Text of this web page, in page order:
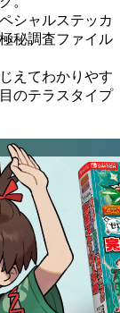
シャルステッカ
秘調査ファイル
えてわかりやす
のテラスタイプ